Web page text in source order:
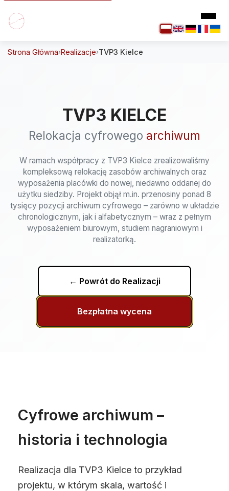
Strona Główna›Realizacje›TVP3 Kielce
TVP3 KIELCE
Relokacja cyfrowego archiwum
W ramach współpracy z TVP3 Kielce zrealizowaliśmy
kompleksową relokację zasobów archiwalnych oraz
wyposażenia placówki do nowej, niedawno oddanej do
użytku siedziby. Projekt objął m.in. przenosiny ponad 8
tysięcy pozycji archiwum cyfrowego – zarówno w układzie
chronologicznym, jak i alfabetycznym – wraz z pełnym
wyposażeniem biurowym, studiem nagraniowym i
realizatorką.
← Powrót do Realizacji
Bezpłatna wycena
Cyfrowe archiwum –
historia i technologia
Realizacja dla TVP3 Kielce to przykład
projektu, w którym skala, wartość i